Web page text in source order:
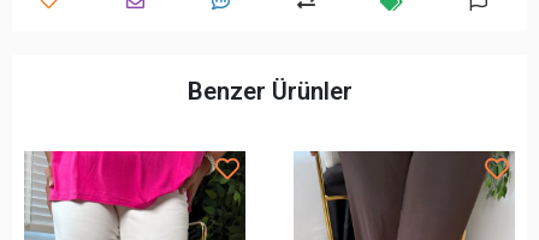
Benzer Ürünler